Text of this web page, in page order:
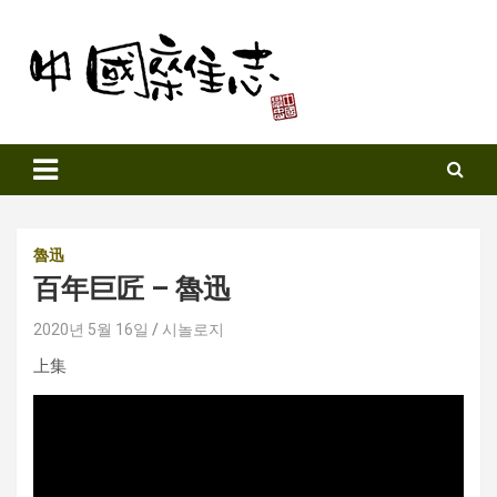
content
Sinozine
魯迅
百年巨匠 – 魯迅
2020년 5월 16일 시놀로지
上集